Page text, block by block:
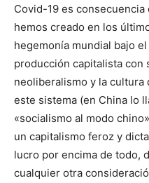
Covid-19 es
hemos creado en los
hegemonía mundial bajo
producción capitalista con
neoliberalismo y la cultura
este sistema (en China lo
«socialismo al modo
un capitalismo feroz y
lucro por encima de todo,
cualquier otra